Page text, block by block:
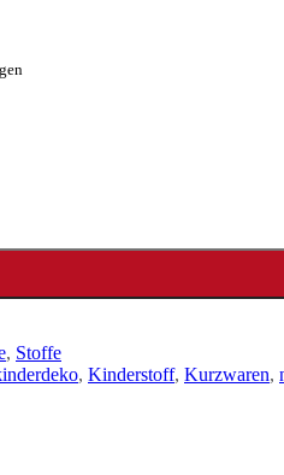
, Stoffe
, Kinderstoff, Kurzwaren,